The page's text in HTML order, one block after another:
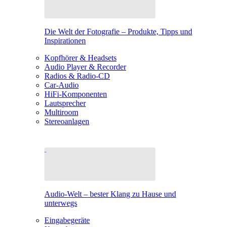
Die Welt der Fotografie – Produkte, Tipps und
Inspirationen
Kopfhörer & Headsets
Audio Player & Recorder
Radios & Radio-CD
Car-Audio
HiFi-Komponenten
Lautsprecher
Multiroom
Stereoanlagen
Audio-Welt – bester Klang zu Hause und
unterwegs
Eingabegeräte